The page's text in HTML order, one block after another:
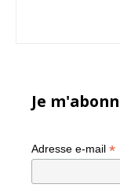
Je
Adresse e-mail *